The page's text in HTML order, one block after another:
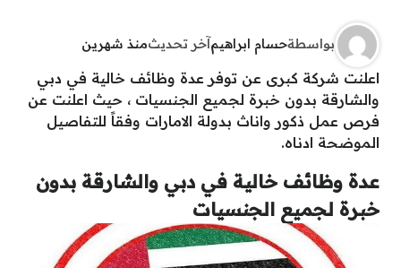
بواسطةحسام ابراهيمآخر تحديثمنذ شهرين
اعلنت شركة كبرى عن توفر عدة وظائف خالية في دبي
والشارقة بدون خبرة لجميع الجنسيات ، حيث اعلنت عن
فرص عمل ذكور واناث بدولة الامارات وفقاً للتفاصيل
الموضحة ادناه.
عدة وظائف خالية في دبي والشارقة بدون
خبرة لجميع الجنسيات